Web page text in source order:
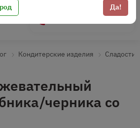
Кондитерские изделия Сладости
черника со
Да!